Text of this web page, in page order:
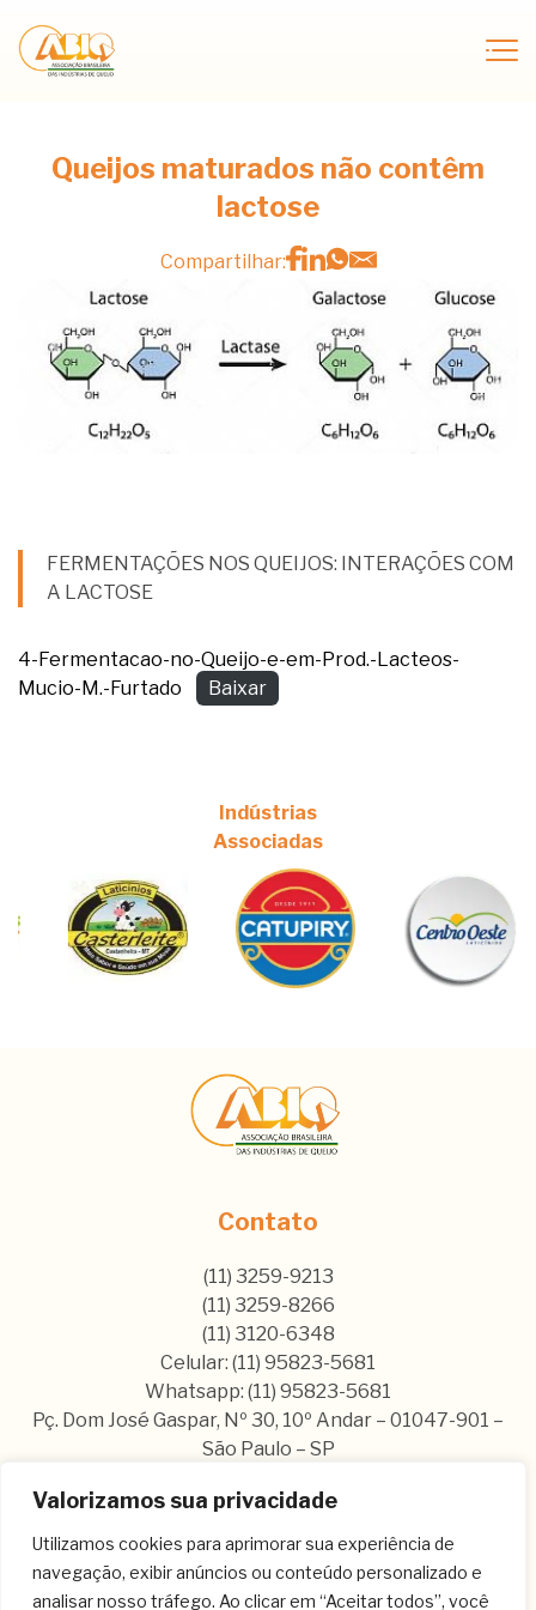
Valorizamos sua privacidade
Utilizamos cookies para aprimorar sua experiência de
navegação, exibir anúncios ou conteúdo personalizado e
analisar nosso tráfego. Ao clicar em “Aceitar todos”, você
Queijos maturados não contêm
lactose
Compartilhar:
FERMENTAÇÕES NOS QUEIJOS: INTERAÇÕES COM
A LACTOSE
4-Fermentacao-no-Queijo-e-em-Prod.-Lacteos-
Mucio-M.-Furtado
Baixar
Indústrias
Associadas
Contato
(11) 3259-9213
(11) 3259-8266
(11) 3120-6348
Celular: (11) 95823-5681
Whatsapp: (11) 95823-5681
Pç. Dom José Gaspar, Nº 30, 10º Andar – 01047-901 –
São Paulo – SP